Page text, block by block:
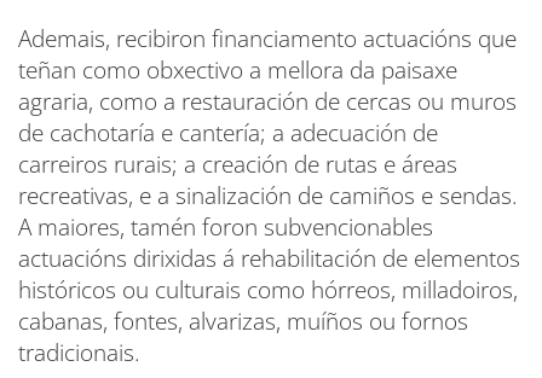
Ademais, recibiron financiamento actuacións que
teñan como obxectivo a mellora da paisaxe
agraria, como a restauración de cercas ou muros
de cachotaría e cantería; a adecuación de
carreiros rurais; a creación de rutas e áreas
recreativas, e a sinalización de camiños e sendas.
A maiores, tamén foron subvencionables
actuacións dirixidas á rehabilitación de elementos
históricos ou culturais como hórreos, milladoiros,
cabanas, fontes, alvarizas, muíños ou fornos
tradicionais.